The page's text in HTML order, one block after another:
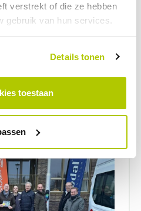
verstrekt of die ze hebben
gebruik van hun services.
Details tonen
toestaan